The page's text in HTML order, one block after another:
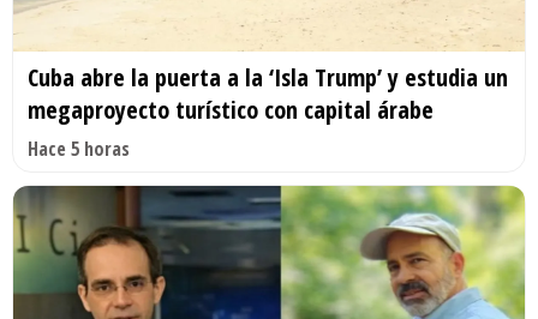
Cuba abre la puerta a la ‘Isla Trump’ y estudia un
megaproyecto turístico con capital árabe
Hace 5 horas